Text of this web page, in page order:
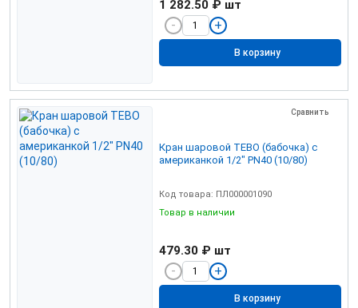
1 282.50 ₽ шт
В корзину
Сравнить
Кран шаровой TEBO (бабочка) c
американкой 1/2" PN40 (10/80)
Код товара: ПЛ000001090
Товар в наличии
479.30 ₽ шт
В корзину